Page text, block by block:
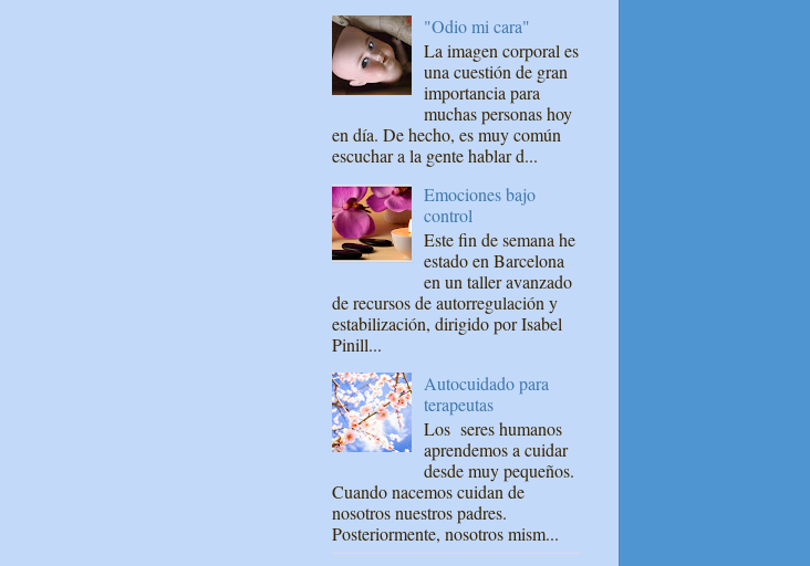
"Odio mi cara"
La imagen corporal es
una cuestión de gran
importancia para
muchas personas hoy
en día. De hecho, es muy común
escuchar a la gente hablar d...
Emociones bajo
control
Este fin de semana he
estado en Barcelona
en un taller avanzado
de recursos de autorregulación y
estabilización, dirigido por Isabel
Pinill...
Autocuidado para
terapeutas
Los seres humanos
aprendemos a cuidar
desde muy pequeños.
Cuando nacemos cuidan de
nosotros nuestros padres.
Posteriormente, nosotros mism...